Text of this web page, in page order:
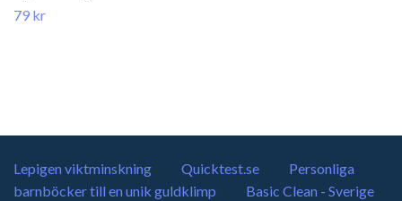
79 kr
Lepigen viktminskning Quicktest.se
Personliga
barnböcker till en unik guldklimp
Basic Clean - Sverige